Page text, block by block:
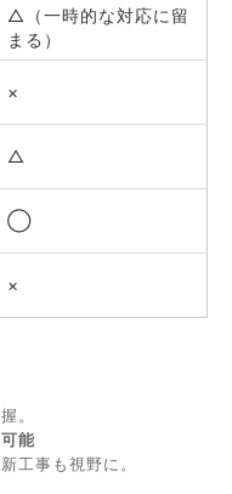
△（一時的な対応に留
まる）
×
△
◯
×
。
能
工事も視野に。